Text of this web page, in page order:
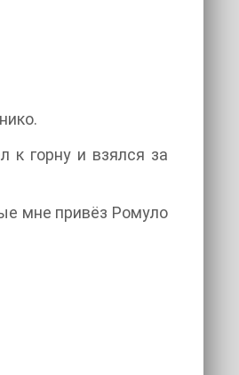
горну и взялся за
мне привёз Ромуло